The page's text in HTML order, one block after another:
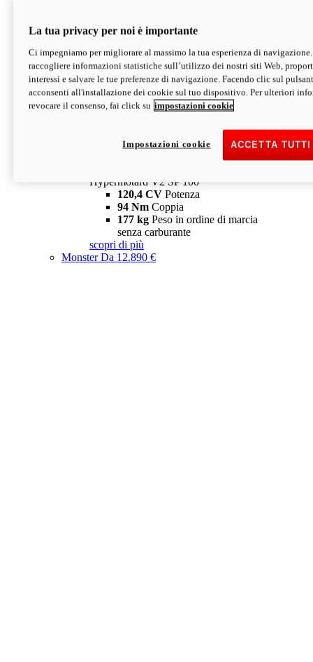
V2 SP
Hypermotard V2 SP
120,4 CVPotenza
94 NmCoppia
177 kgPeso in ordine di marcia
senza carburante
Depotenziata 35 kW: 18.890 € i
configura scopri di più
Hypermotard V2 SP 100
120,4 CV Potenza
94 Nm Coppia
177 kg Peso in ordine di marcia
senza carburante
scopri di più
MonsterDa 12.890 €
La tua privacy per noi è importante
Ci impegniamo per migliorare al massimo la tua esperienza di
raccogliere informazioni statistiche sull’utilizzo dei nostri siti Web,
interessi e salvare le tue preferenze di navigazione. Facendo clic sul
acconsenti all'installazione dei cookie sul tuo dispositivo. Per ulteriori
revocare il consenso, fai click su impostazioni cookie
ACCETTA
Impostazioni cookie